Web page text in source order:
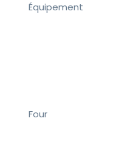
Équipement
Four